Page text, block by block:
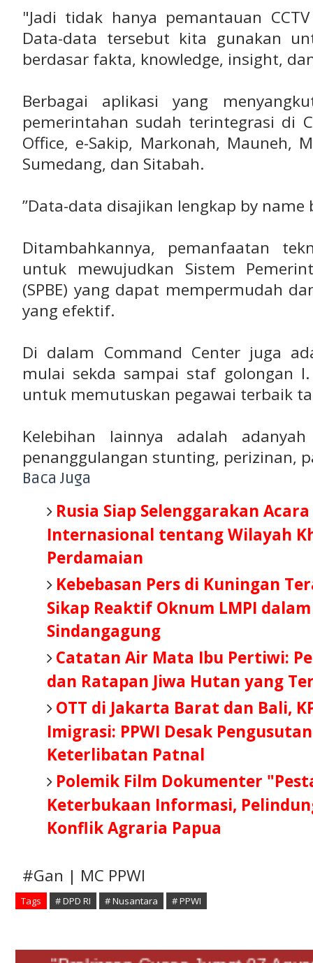
"Jadi tidak hanya pemantauan
Data-data tersebut kita gunakan
berdasar fakta, knowledge, insight,
Berbagai aplikasi yang
pemerintahan sudah terintegrasi di
Office, e-Sakip, Markonah, Mauneh,
Sumedang, dan Sitabah.
”Data-data disajikan lengkap by name
Ditambahkannya, pemanfaatan
untuk mewujudkan Sistem
(SPBE) yang dapat mempermudah
yang efektif.
Di dalam Command Center juga
mulai sekda sampai staf golongan
untuk memutuskan pegawai terbaik
Kelebihan lainnya adalah
penanggulangan stunting, perizinan,
Baca Juga
Rusia Siap Selenggarakan
Internasional tentang Wilayah
Perdamaian
Kebebasan Pers di Kuningan
Sikap Reaktif Oknum LMPI dalam
Sindangagung
Catatan Air Mata Ibu Pertiwi:
dan Ratapan Jiwa Hutan yang
OTT di Jakarta Barat dan Bali,
Imigrasi: PPWI Desak
Keterlibatan Patnal
Polemik Film Dokumenter
Keterbukaan Informasi,
Konflik Agraria Papua
#Gan | MC PPWI
Tags # DPD RI # Nusantara # PPWI